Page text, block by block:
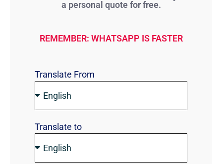
a personal quote for free.
REMEMBER: WHATSAPP IS FASTER
Translate From
Translate to